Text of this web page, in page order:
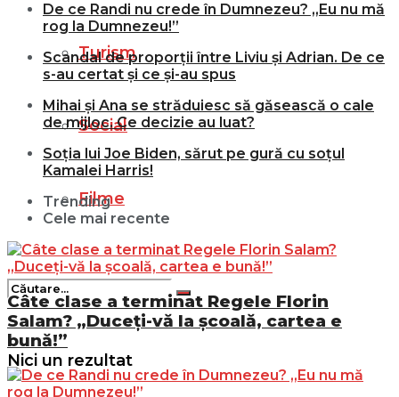
Turism
Social
Filme
Nici un rezultat
De ce Randi nu crede în Dumnezeu? „Eu nu mă
rog la Dumnezeu!”
Scandal de proporții între Liviu și Adrian. De ce
s-au certat și ce și-au spus
Mihai și Ana se străduiesc să găsească o cale
de mijloc. Ce decizie au luat?
Soția lui Joe Biden, sărut pe gură cu soțul
Kamalei Harris!
Trending
Cele mai recente
Câte clase a terminat Regele Florin
Salam? „Duceți-vă la școală, cartea e
bună!”